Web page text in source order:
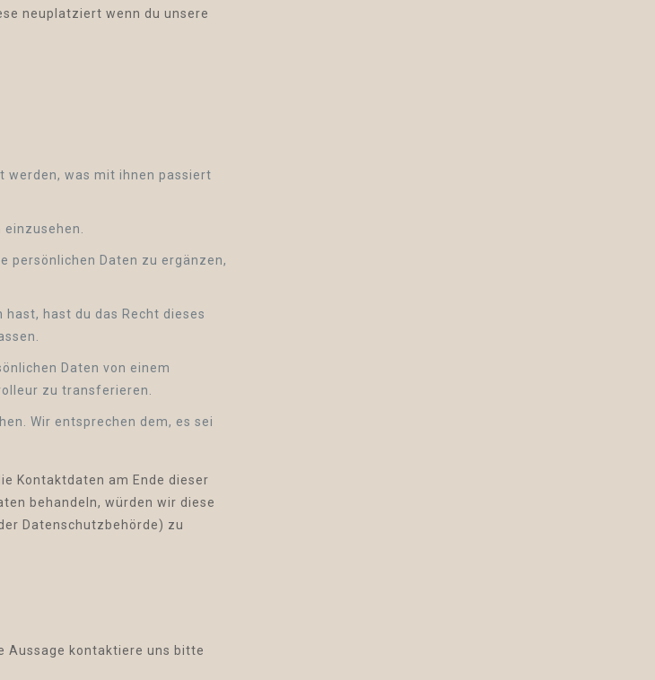
neuplatziert wenn du unsere
werden, was mit ihnen passiert
persönlichen Daten zu ergänzen,
hast du das Recht dieses
Daten von einem
zu transferieren.
Wir entsprechen dem, es sei
Kontaktdaten am Ende dieser
behandeln, würden wir diese
Datenschutzbehörde) zu
Aussage kontaktiere uns bitte